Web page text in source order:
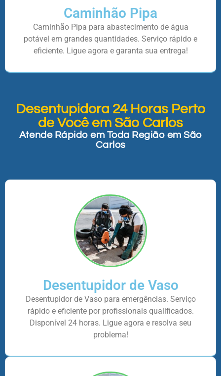
Caminhão Pipa
Caminhão Pipa para abastecimento de água
potável em grandes quantidades. Serviço rápido e
eficiente. Ligue agora e garanta sua entrega!
Desentupidora 24 Horas Perto
de Você em São Carlos
Atende Rápido em Toda Região em São
Carlos
Desentupidor de Vaso
Desentupidor de Vaso para emergências. Serviço
rápido e eficiente por profissionais qualificados.
Disponível 24 horas. Ligue agora e resolva seu
problema!